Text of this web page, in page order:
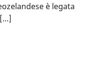
è legata